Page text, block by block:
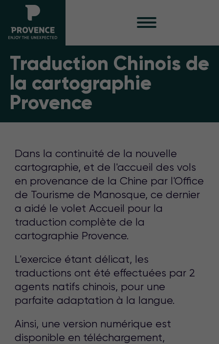
Traduction Chinois de
la cartographie
Provence
Dans la continuité de la nouvelle
cartographie, et de l'accueil des vols
en provenance de la Chine par l'Office
de Tourisme de Manosque, ce dernier
a aidé le volet Accueil pour la
traduction complète de la
cartographie Provence.
L'exercice étant délicat, les
traductions ont été effectuées par 2
agents natifs chinois, pour une
parfaite adaptation à la langue.
Ainsi, une version numérique est
disponible en téléchargement,